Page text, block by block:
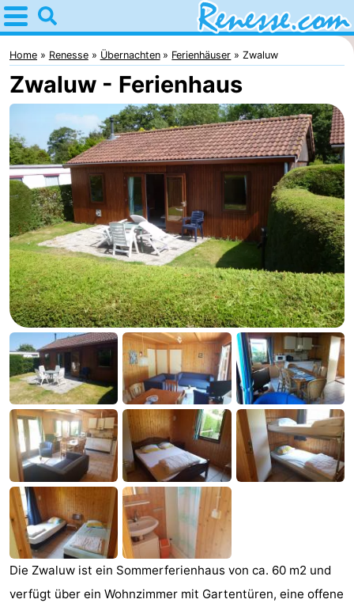
Home
Renesse
Tipps
kindern
Übernachten
Appartements
-
Port
Greve
-
Zeeuwse
Kust
Campingplätze
Ferienhäuser
-
Buitenheem
-
De
Oase
Duinoord
-
Ginsterveld
-
Julianahoeve
-
Livingstone
-
Home Renesse Übernachten Ferienhäuser Zwaluw
Zwaluw - Ferienhaus
Die Zwaluw ist ein Sommerferienhaus von ca. 60 m2 und
verfügt über ein Wohnzimmer mit Gartentüren, eine offene